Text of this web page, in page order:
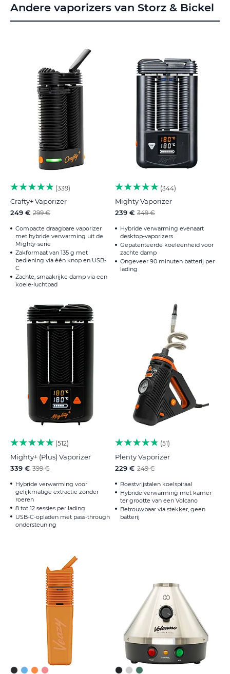
Andere vaporizers van Storz & Bickel
339
Crafty+ Vaporizer
249 € 299 €
Compacte draagbare vaporizer
met hybride verwarming uit de
Mighty-serie
Zakformaat van 135 g met
bediening via één knop en USB-
C
Zachte, smaakrijke damp via een
koele-luchtpad
344
Mighty Vaporizer
239 € 349 €
Hybride verwarming evenaart
desktop-vaporizers
Gepatenteerde koeleenheid voor
zachte damp
Ongeveer 90 minuten batterij per
lading
512
Mighty+ (Plus) Vaporizer
339 € 399 €
Hybride verwarming voor
gelijkmatige extractie zonder
roeren
8 tot 12 sessies per lading
USB-C-opladen met pass-through
ondersteuning
51
Plenty Vaporizer
229 € 249 €
Roestvrijstalen koelspiraal
Hybride verwarming met kamer
ter grootte van een Volcano
Betrouwbaar via stekker, geen
batterij